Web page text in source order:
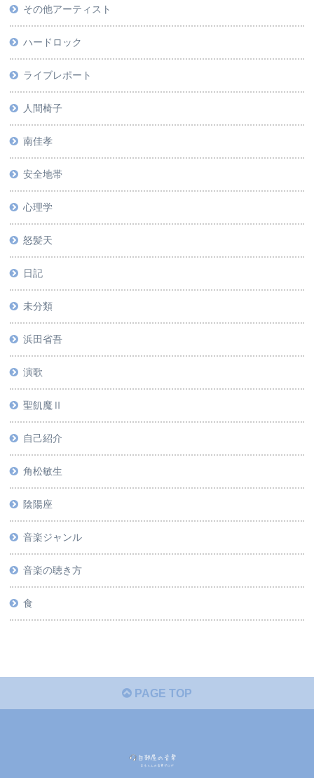
その他アーティスト
ハードロック
ライブレポート
人間椅子
南佳孝
安全地帯
心理学
怒髪天
日記
未分類
浜田省吾
演歌
聖飢魔Ⅱ
自己紹介
角松敏生
陰陽座
音楽ジャンル
音楽の聴き方
食
PAGE TOP